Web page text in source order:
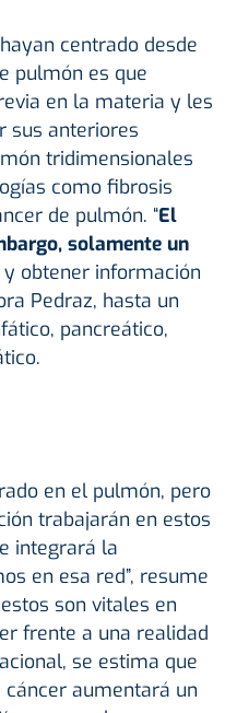
centrado desde
pulmón es que
en la materia y les
sus anteriores
tridimensionales
como fibrosis
de pulmón. “El
solamente un
obtener información
Pedraz, hasta un
pancreático,
en el pulmón, pero
trabajarán en estos
integrará la
en esa red”, resume
son vitales en
frente a una realidad
se estima que
aumentará un